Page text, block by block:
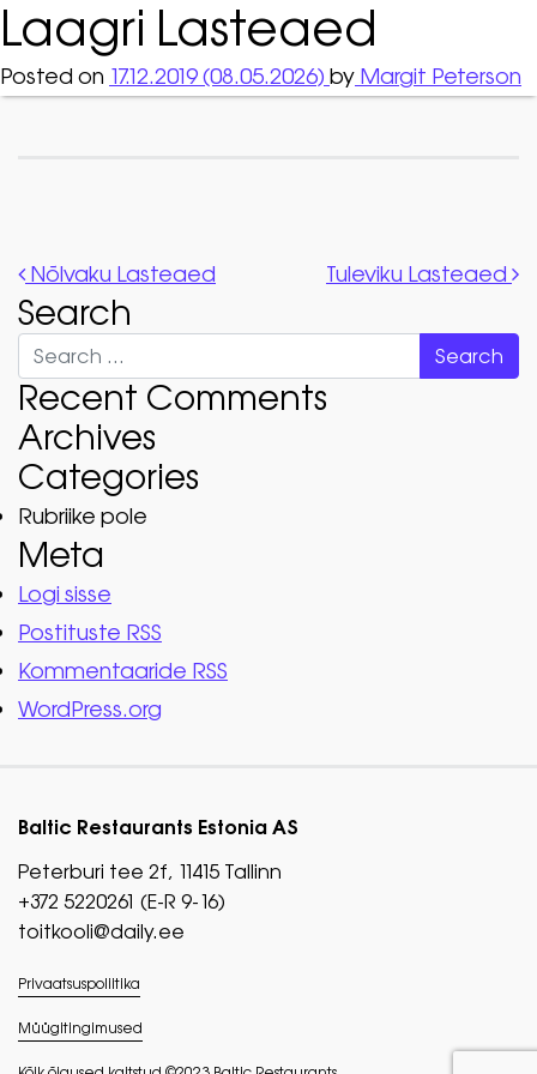
Laagri Lasteaed
Posted on 17.12.2019(08.05.2026) by Margit Peterson
Post navigation
Nõlvaku Lasteaed Tuleviku Lasteaed
Search
Search
Recent Comments
Archives
Categories
Rubriike pole
Meta
Logi sisse
Postituste RSS
Kommentaaride RSS
WordPress.org
Baltic Restaurants Estonia AS
Peterburi tee 2f, 11415 Tallinn
+372 5220261 (E-R 9-16)
toitkooli@daily.ee
Privaatsuspoliitika
Müügitingimused